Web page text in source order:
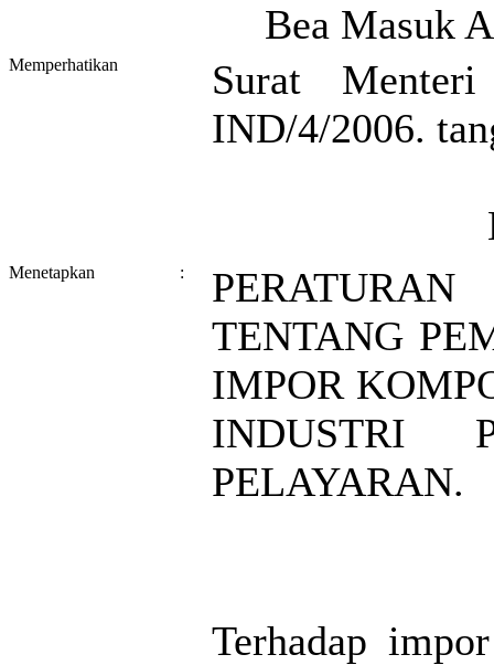
Bea Masuk
Memperhatikan
Surat
IND/4/2006.
Menetapkan :
TENTANG
IMPOR
INDUSTRI
PELAYARAN.
Terhadap